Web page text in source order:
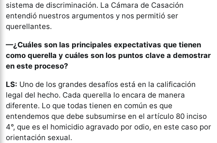
sistema de discriminación. La Cámara de Casación
entendió nuestros argumentos y nos permitió ser
querellantes.
—¿Cuáles son las principales expectativas que tienen
como querella y cuáles son los puntos clave a demostrar
en este proceso?
LS: Uno de los grandes desafíos está en la calificación
legal del hecho. Cada querella lo encara de manera
diferente. Lo que todas tienen en común es que
entendemos que debe subsumirse en el artículo 80 inciso
4°, que es el homicidio agravado por odio, en este caso por
orientación sexual.